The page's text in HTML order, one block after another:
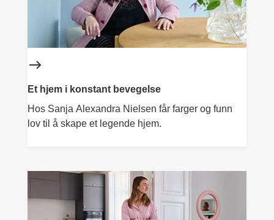
Et hjem i konstant bevegelse
Hos Sanja Alexandra Nielsen får farger og funn
lov til å skape et legende hjem.